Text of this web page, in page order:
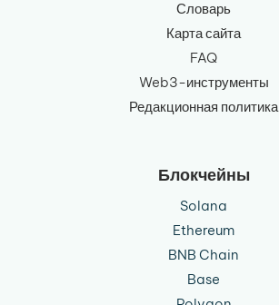
Словарь
Карта сайта
FAQ
Web3-инструменты
Редакционная политика
Блокчейны
Solana
Ethereum
BNB Chain
Base